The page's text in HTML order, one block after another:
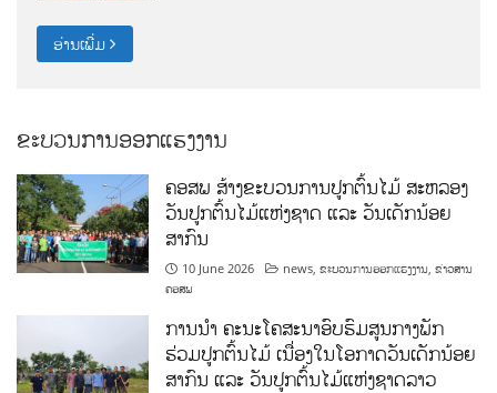
ອ່ານເພີ່ມ
ຂະບວນການອອກແຮງງານ
ຄອສພ ສ້າງຂະບວນການປູກຕົ້ນໄມ້ ສະຫລອງ
ວັນປູກຕົ້ນໄມ້ແຫ່ງຊາດ ແລະ ວັນເດັກນ້ອຍ
ສາກົນ
10 June 2026 news ,ຂະບວນການອອກແຮງງານ ,ຂ່າວສານ
ຄອສພ
ການນໍາ ຄະນະໂຄສະນາອົບຮົມສູນກາງພັກ
ຮ່ວມປູກຕົ້ນໄມ້ ເນື່ອງໃນໂອກາດວັນເດັກນ້ອຍ
ສາກົນ ແລະ ວັນປູກຕົ້ນໄມ້ແຫ່ງຊາດລາວ